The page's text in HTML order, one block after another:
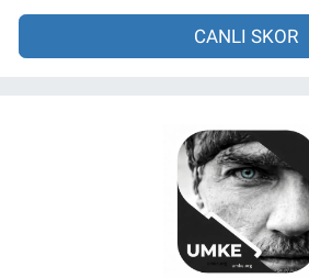
CANLI SKOR